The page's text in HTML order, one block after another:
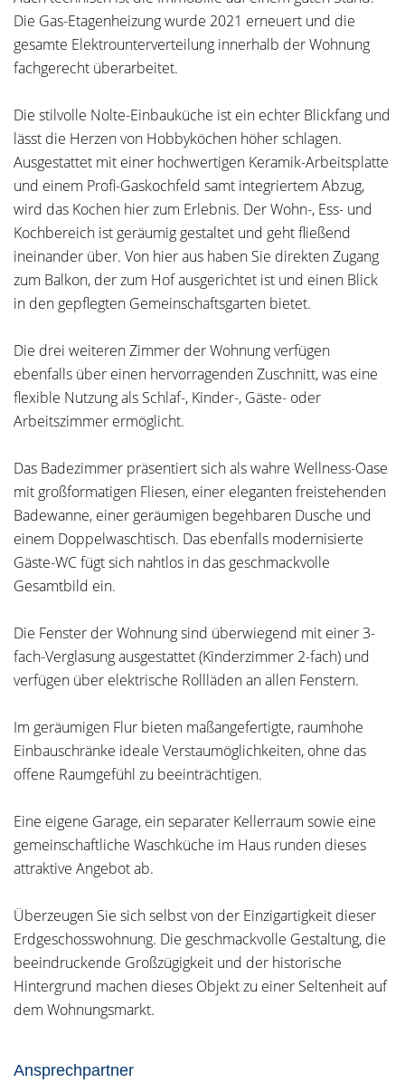
Die Gas-Etagenheizung wurde 2021 erneuert und die
gesamte Elektrounterverteilung innerhalb der Wohnung
fachgerecht überarbeitet.
Die stilvolle Nolte-Einbauküche ist ein echter Blickfang und
lässt die Herzen von Hobbyköchen höher schlagen.
Ausgestattet mit einer hochwertigen Keramik-Arbeitsplatte
und einem Profi-Gaskochfeld samt integriertem Abzug,
wird das Kochen hier zum Erlebnis. Der Wohn-, Ess- und
Kochbereich ist geräumig gestaltet und geht fließend
ineinander über. Von hier aus haben Sie direkten Zugang
zum Balkon, der zum Hof ausgerichtet ist und einen Blick
in den gepflegten Gemeinschaftsgarten bietet.
Die drei weiteren Zimmer der Wohnung verfügen
ebenfalls über einen hervorragenden Zuschnitt, was eine
flexible Nutzung als Schlaf-, Kinder-, Gäste- oder
Arbeitszimmer ermöglicht.
Das Badezimmer präsentiert sich als wahre Wellness-Oase
mit großformatigen Fliesen, einer eleganten freistehenden
Badewanne, einer geräumigen begehbaren Dusche und
einem Doppelwaschtisch. Das ebenfalls modernisierte
Gäste-WC fügt sich nahtlos in das geschmackvolle
Gesamtbild ein.
Die Fenster der Wohnung sind überwiegend mit einer 3-
fach-Verglasung ausgestattet (Kinderzimmer 2-fach) und
verfügen über elektrische Rollläden an allen Fenstern.
Im geräumigen Flur bieten maßangefertigte, raumhohe
Einbauschränke ideale Verstaumöglichkeiten, ohne das
offene Raumgefühl zu beeinträchtigen.
Eine eigene Garage, ein separater Kellerraum sowie eine
gemeinschaftliche Waschküche im Haus runden dieses
attraktive Angebot ab.
Überzeugen Sie sich selbst von der Einzigartigkeit dieser
Erdgeschosswohnung. Die geschmackvolle Gestaltung, die
beeindruckende Großzügigkeit und der historische
Hintergrund machen dieses Objekt zu einer Seltenheit auf
dem Wohnungsmarkt.
Ansprechpartner